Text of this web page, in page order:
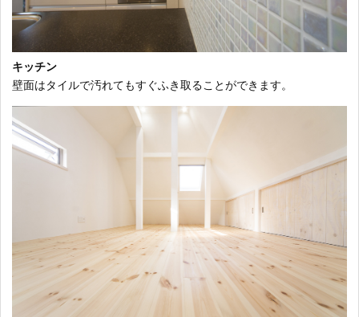
キッチン
壁面はタイルで汚れてもすぐふき取ることができます。